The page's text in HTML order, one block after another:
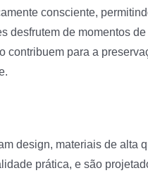
consciente,
desfrutem de momentos
contribuem para a
design, materiais de alta
prática, e são